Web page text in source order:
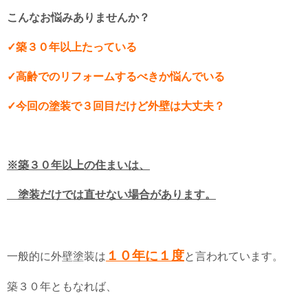
こんなお悩みありませんか？
✓築３０年以上たっている
✓高齢でのリフォームするべきか悩んでいる
✓今回の塗装で３回目だけど外壁は大丈夫？
※築３０年以上の住まいは、
塗装だけでは直せない場合があります。
一般的に外壁塗装は １０年に１度と言われています。
築３０年ともなれば、